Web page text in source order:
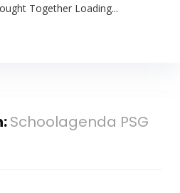
Together Loading...
Schoolagenda PSG